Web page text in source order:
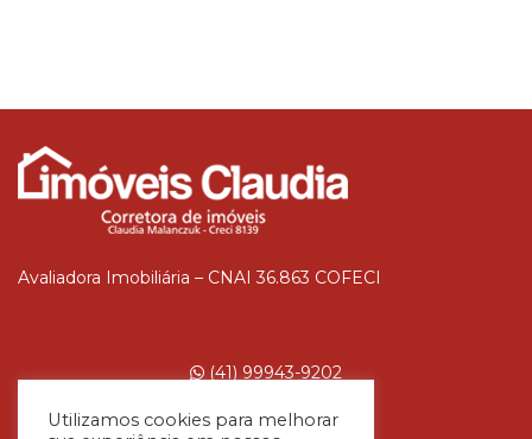
Avaliadora Imobiliária – CNAI 36.863 COFECI
(41) 99943-9202
Utilizamos cookies para melhorar